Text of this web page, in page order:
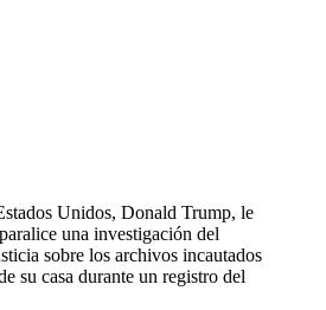
Unidos, Donald Trump, le
una investigación del
sobre los archivos incautados
su casa durante un registro del